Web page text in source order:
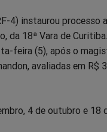
4) instaurou processo
da 18ª Vara de
feira (5), após o
avaliadas em R$
4 de outubro e 18